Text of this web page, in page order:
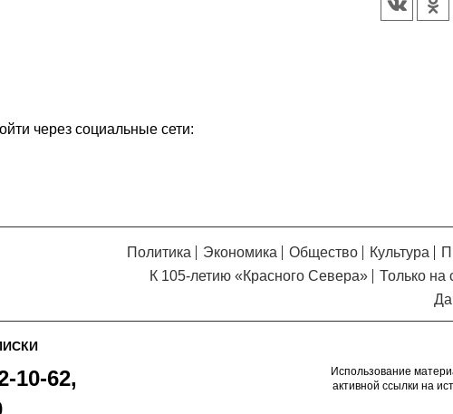
через социальные сети:
Север», который, уверены,
Политика Экономика Общество Культура
К 105-летию «Красного Севера»
Только на
10-62,
Использование
активной ссылки на